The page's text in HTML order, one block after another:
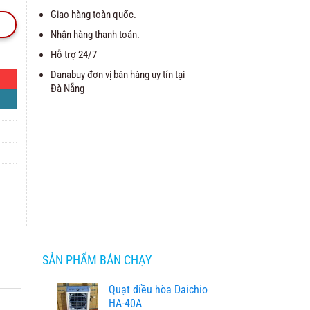
Giao hàng toàn quốc.
Nhận hàng thanh toán.
Hỗ trợ 24/7
Danabuy đơn vị bán hàng uy tín tại
Đà Nẵng
SẢN PHẨM BÁN CHẠY
Quạt điều hòa Daichio
HA-40A